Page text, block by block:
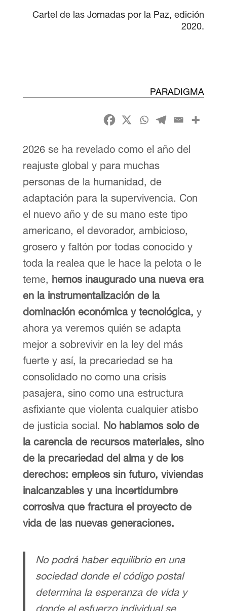
Cartel de las Jornadas por la Paz, edición
2020.
PARADIGMA
2026 se ha revelado como el año del
reajuste global y para muchas
personas de la humanidad, de
adaptación para la supervivencia. Con
el nuevo año y de su mano este tipo
americano, el devorador, ambicioso,
grosero y faltón por todas conocido y
toda la realea que le hace la pelota o le
teme, hemos inaugurado una nueva era
en la instrumentalización de la
dominación económica y tecnológica, y
ahora ya veremos quién se adapta
mejor a sobrevivir en la ley del más
fuerte y así, la precariedad se ha
consolidado no como una crisis
pasajera, sino como una estructura
asfixiante que violenta cualquier atisbo
de justicia social. No hablamos solo de
la carencia de recursos materiales, sino
de la precariedad del alma y de los
derechos: empleos sin futuro, viviendas
inalcanzables y una incertidumbre
corrosiva que fractura el proyecto de
vida de las nuevas generaciones.
No podrá haber equilibrio en una
sociedad donde el código postal
determina la esperanza de vida y
donde el esfuerzo individual se